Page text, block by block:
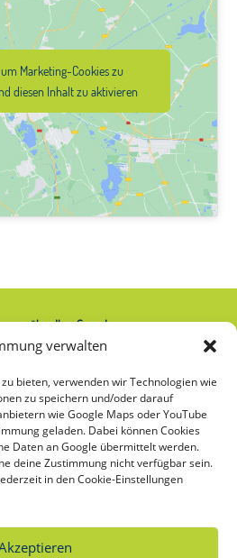
verwalten
bieten, verwenden wir Technologien wie
zu speichern und/oder darauf
wie Google Maps oder YouTube
geladen. Dabei können Cookies
Daten an Google übermittelt werden.
deine Zustimmung nicht verfügbar sein.
in den Cookie-Einstellungen
Marketing-Cookies zu
diesen Inhalt zu aktivieren
uns über Ihre Spende:
2020 2000 0000 2063
das Sternchen bei
wurden. Das Sternchen bei Frauen*soll die
und Identitäten von Frauen* sichtbar